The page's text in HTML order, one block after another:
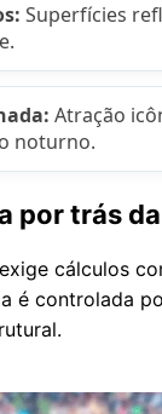
Superfícies
Atração
noturno.
por trás
cálculos
é controlada